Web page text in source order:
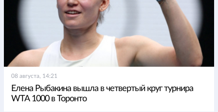
08 августа, 14:21
Елена Рыбакина вышла в четвертый круг турнира
WTA 1000 в Торонто